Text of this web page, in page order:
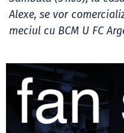
Alexe, se vor
meciul cu BCM U FC